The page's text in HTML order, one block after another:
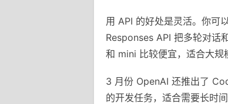
用 API 的好处是灵活。你可
Responses API 把多轮对话
和 mini 比较便宜，适合大规
3 月份 OpenAI 还推出了
的开发任务，适合需要长时